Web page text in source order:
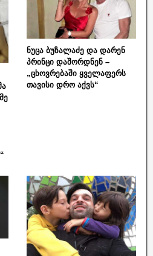
ნუცა ბუზალაძე და დარენ
პრინცი დაშორდნენ –
„ცხოვრებაში ყველაფერს
თავისი დრო აქვს“